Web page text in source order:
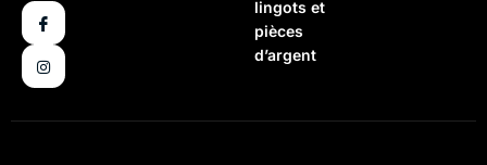
lingots et
pièces
d’argent